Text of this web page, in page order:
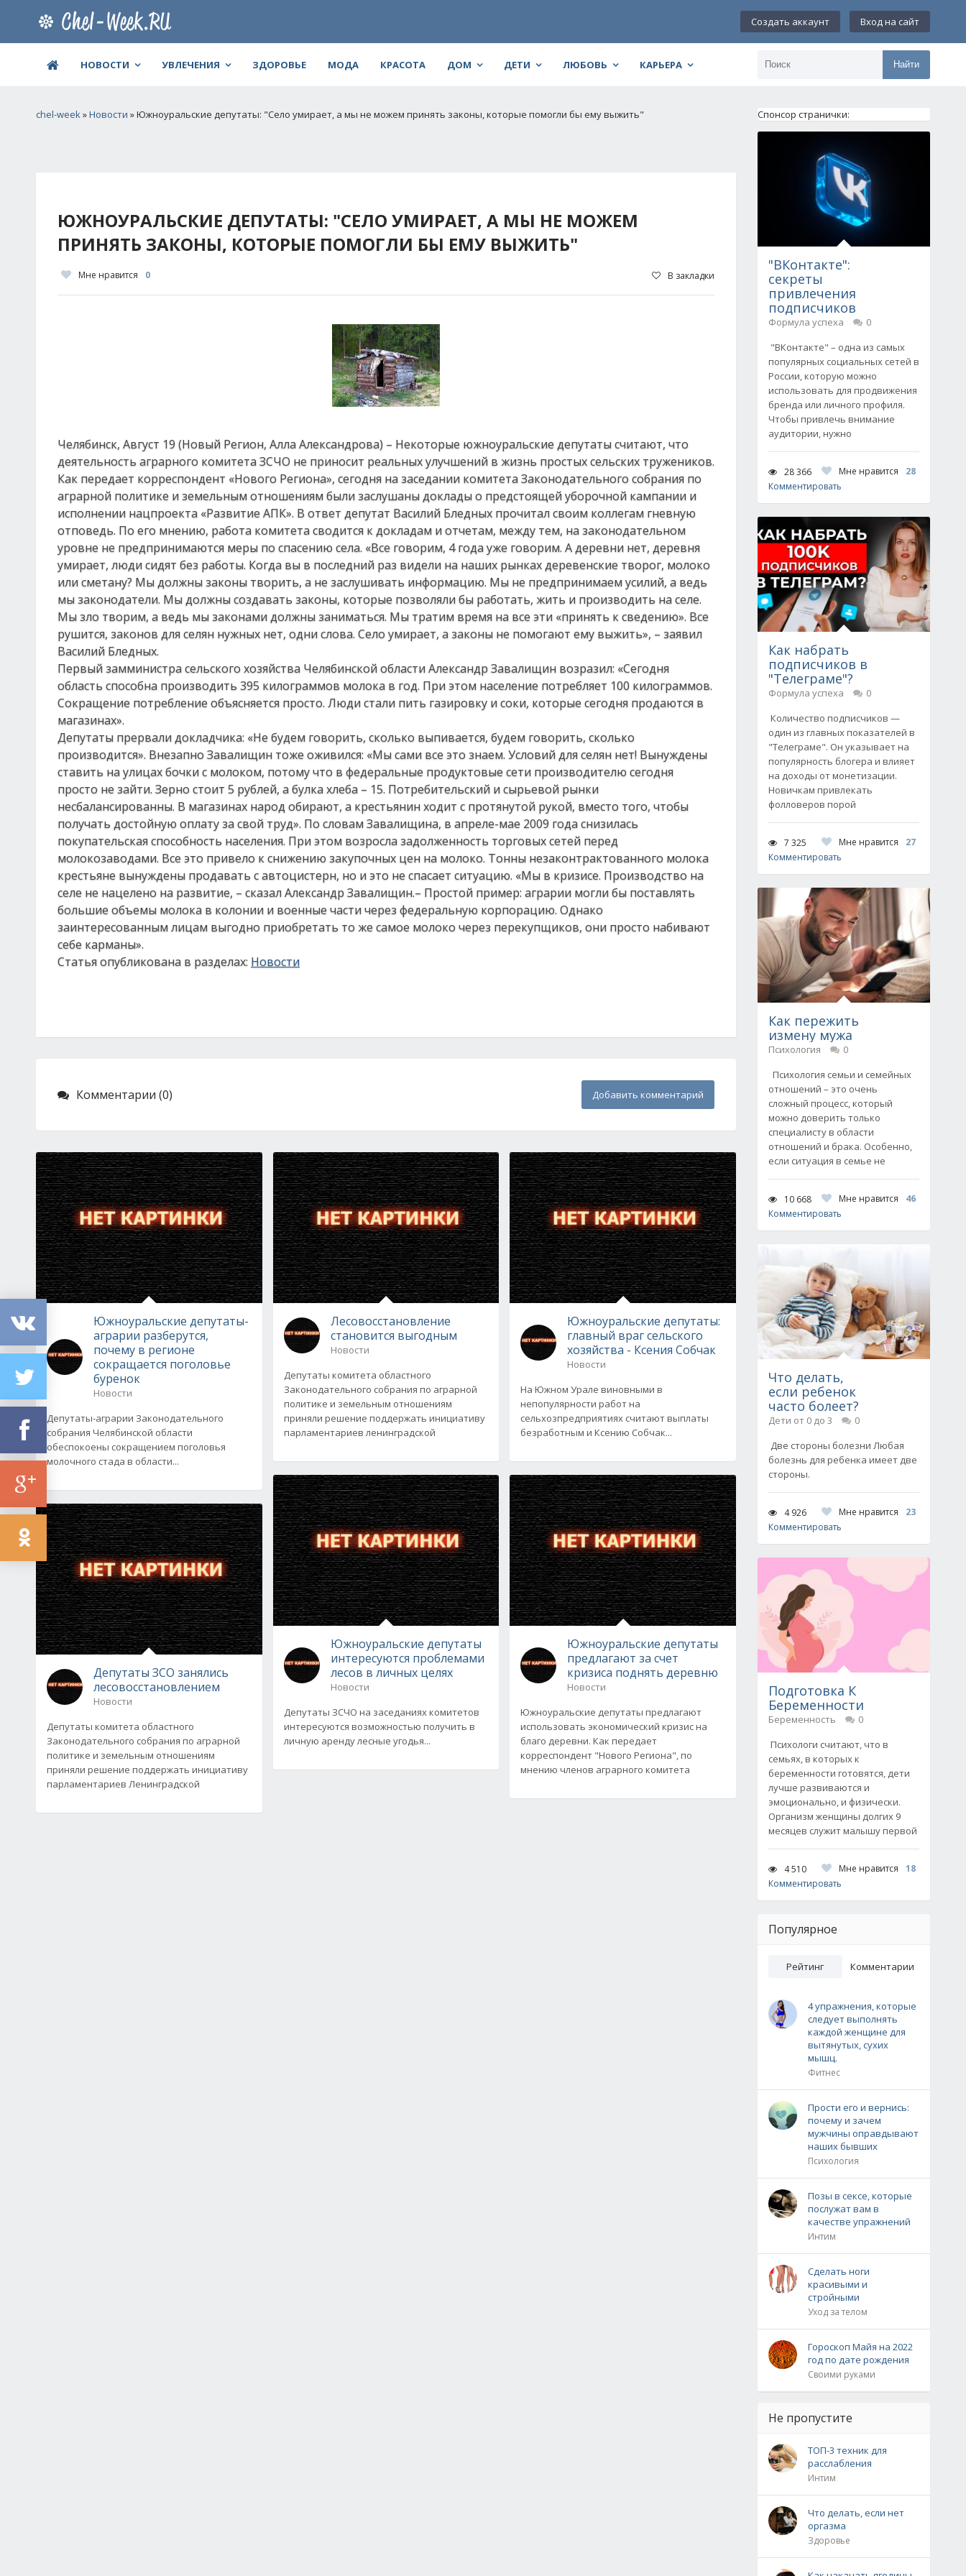
Создать аккаунт Вход на сайт
НОВОСТИ УВЛЕЧЕНИЯ ЗДОРОВЬЕ МОДА КРАСОТА ДОМ ДЕТИ ЛЮБОВЬ КАРЬЕРА Найти
chel-week»Новости » Южноуральские депутаты: "Село умирает, а мы не можем принять законы, которые помогли бы ему выжить"
ЮЖНОУРАЛЬСКИЕ ДЕПУТАТЫ: "СЕЛО УМИРАЕТ, А МЫ НЕ МОЖЕМ
ПРИНЯТЬ ЗАКОНЫ, КОТОРЫЕ ПОМОГЛИ БЫ ЕМУ ВЫЖИТЬ"
Мне нравится 0 В закладки
Челябинск, Август 19 (Новый Регион, Алла Александрова) – Некоторые южноуральские депутаты считают, что
деятельность аграрного комитета ЗСЧО не приносит реальных улучшений в жизнь простых сельских тружеников.
Как передает корреспондент «Нового Региона», сегодня на заседании комитета Законодательного собрания по
аграрной политике и земельным отношениям были заслушаны доклады о предстоящей уборочной кампании и
исполнении нацпроекта «Развитие АПК». В ответ депутат Василий Бледных прочитал своим коллегам гневную
отповедь. По его мнению, работа комитета сводится к докладам и отчетам, между тем, на законодательном
уровне не предпринимаются меры по спасению села. «Все говорим, 4 года уже говорим. А деревни нет, деревня
умирает, люди сидят без работы. Когда вы в последний раз видели на наших рынках деревенские творог, молоко
или сметану? Мы должны законы творить, а не заслушивать информацию. Мы не предпринимаем усилий, а ведь
мы законодатели. Мы должны создавать законы, которые позволяли бы работать, жить и производить на селе.
Мы зло творим, а ведь мы законами должны заниматься. Мы тратим время на все эти «принять к сведению». Все
рушится, законов для селян нужных нет, одни слова. Село умирает, а законы не помогают ему выжить», – заявил
Василий Бледных.
Первый замминистра сельского хозяйства Челябинской области Александр Завалищин возразил: «Сегодня
область способна производить 395 килограммов молока в год. При этом население потребляет 100 килограммов.
Сокращение потребление объясняется просто. Люди стали пить газировку и соки, которые сегодня продаются в
магазинах».
Депутаты прервали докладчика: «Не будем говорить, сколько выпивается, будем говорить, сколько
производится». Внезапно Завалищин тоже оживился: «Мы сами все это знаем. Условий для селян нет! Вынуждены
ставить на улицах бочки с молоком, потому что в федеральные продуктовые сети производителю сегодня
просто не зайти. Зерно стоит 5 рублей, а булка хлеба – 15. Потребительский и сырьевой рынки
несбалансированны. В магазинах народ обирают, а крестьянин ходит с протянутой рукой, вместо того, чтобы
получать достойную оплату за свой труд». По словам Завалищина, в апреле-мае 2009 года снизилась
покупательская способность населения. При этом возросла задолженность торговых сетей перед
молокозаводами. Все это привело к снижению закупочных цен на молоко. Тонны незаконтрактованного молока
крестьяне вынуждены продавать с автоцистерн, но и это не спасает ситуацию. «Мы в кризисе. Производство на
селе не нацелено на развитие, – сказал Александр Завалищин.– Простой пример: аграрии могли бы поставлять
большие объемы молока в колонии и военные части через федеральную корпорацию. Однако
заинтересованным лицам выгодно приобретать то же самое молоко через перекупщиков, они просто набивают
себе карманы».
Статья опубликована в разделах: Новости
Комментарии (0) Добавить комментарий
Южноуральские депутаты-
аграрии разберутся,
почему в регионе
сокращается поголовье
буренок
Новости
Депутаты-аграрии Законодательного
собрания Челябинской области
обеспокоены сокращением поголовья
молочного стада в области...
Депутаты ЗСО занялись
лесовосстановлением
Новости
Депутаты комитета областного
Законодательного собрания по аграрной
политике и земельным отношениям
приняли решение поддержать инициативу
парламентариев Ленинградской
Лесовосстановление
становится выгодным
Новости
Депутаты комитета областного
Законодательного собрания по аграрной
политике и земельным отношениям
приняли решение поддержать инициативу
парламентариев ленинградской
Южноуральские депутаты
интересуются проблемами
лесов в личных целях
Новости
Депутаты ЗСЧО на заседаниях комитетов
интересуются возможностью получить в
личную аренду лесные угодья...
Южноуральские депутаты:
главный враг сельского
хозяйства - Ксения Собчак
Новости
На Южном Урале виновными в
непопулярности работ на
сельхозпредприятиях считают выплаты
безработным и Ксению Собчак...
Южноуральские депутаты
предлагают за счет
кризиса поднять деревню
Новости
Южноуральские депутаты предлагают
использовать экономический кризис на
благо деревни. Как передает
корреспондент "Нового Региона", по
мнению членов аграрного комитета
Спонсор странички:
"ВКонтакте":
секреты
привлечения
подписчиков
Формула успеха
0
"ВКонтакте" – одна из самых
популярных социальных сетей в
России, которую можно
использовать для продвижения
бренда или личного профиля.
Чтобы привлечь внимание
аудитории, нужно
28 366 Мне нравится
28
Комментировать
Как набрать
подписчиков в
"Телеграме"?
Формула успеха
0
Количество подписчиков —
один из главных показателей в
"Телеграме". Он указывает на
популярность блогера и влияет
на доходы от монетизации.
Новичкам привлекать
фолловеров порой
7 325 Мне нравится
27
Комментировать
Как пережить
измену мужа
Психология
0
Психология семьи и семейных
отношений – это очень
сложный процесс, который
можно доверить только
специалисту в области
отношений и брака. Особенно,
если ситуация в семье не
10 668 Мне нравится
46
Комментировать
Что делать,
если ребенок
часто болеет?
Дети от 0 до 3
0
Две стороны болезни Любая
болезнь для ребенка имеет две
стороны.
4 926 Мне нравится
23
Комментировать
Подготовка К
Беременности
Беременность
0
Психологи считают, что в
семьях, в которых к
беременности готовятся, дети
лучше развиваются и
эмоционально, и физически.
Организм женщины долгих 9
месяцев служит малышу первой
4 510 Мне нравится
18
Комментировать
Популярное
Рейтинг Комментарии
4 упражнения, которые
следует выполнять
каждой женщине для
вытянутых, сухих
мышц.
Фитнес
Прости его и вернись:
почему и зачем
мужчины оправдывают
наших бывших
Психология
Позы в сексе, которые
послужат вам в
качестве упражнений
Интим
Сделать ноги
красивыми и
стройными
Уход за телом
Гороскоп Майя на 2022
год по дате рождения
Своими руками
Не пропустите
ТОП-3 техник для
расслабления
Интим
Что делать, если нет
оргазма
Здоровье